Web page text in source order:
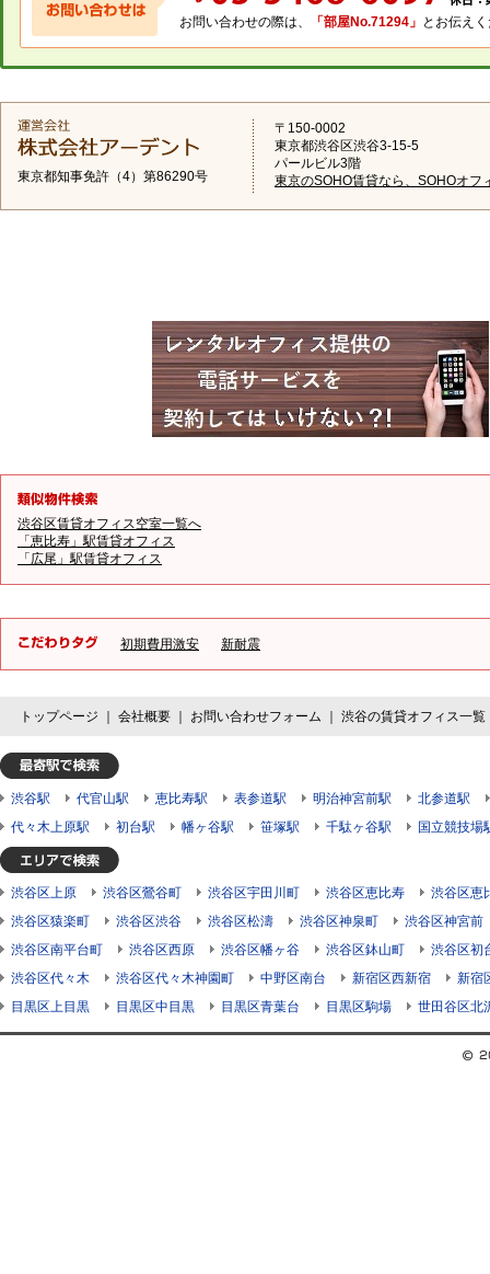
お問い合わせの際は、 「部屋No.71294」 とお伝え
東京都知事免許（4）第86290号
〒150-0002
東京都渋谷区渋谷3-15-5
パールビル3階
東京のSOHO賃貸なら、SOHOオフ
渋谷区賃貸オフィス空室一覧へ
「恵比寿」駅賃貸オフィス
「広尾」駅賃貸オフィス
初期費用激安 新耐震
トップページ 会社概要 お問い合わせフォーム 渋谷の賃貸オフィス一覧
渋谷駅 代官山駅 恵比寿駅 表参道駅 明治神宮前駅
北参道駅
代々木上原駅
初台駅 幡ヶ谷駅 笹塚駅 千駄ヶ谷駅 国立競技場
渋谷区上原 渋谷区鶯谷町 渋谷区宇田川町 渋谷区恵比寿
渋谷区恵
渋谷区猿楽町
渋谷区渋谷 渋谷区松濤 渋谷区神泉町
渋谷区神宮前
渋谷区南平台町
渋谷区西原 渋谷区幡ヶ谷 渋谷区鉢山町
渋谷区初
渋谷区代々木
渋谷区代々木神園町 中野区南台 新宿区西新宿
新宿
目黒区上目黒
目黒区中目黒 目黒区青葉台 目黒区駒場 世田谷区北